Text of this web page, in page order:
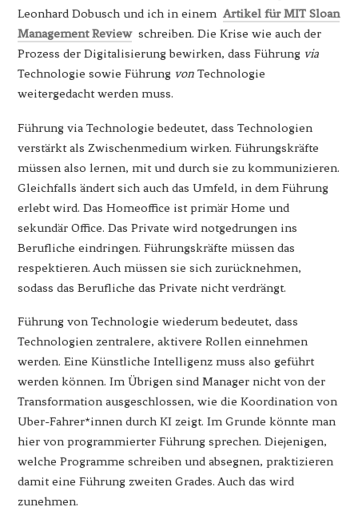
Leonhard Dobusch und ich in einem Artikel für MIT Sloan
Management Review schreiben. Die Krise wie auch der
Prozess der Digitalisierung bewirken, dass Führung via
Technologie sowie Führung von Technologie
weitergedacht werden muss.
Führung via Technologie bedeutet, dass Technologien
verstärkt als Zwischenmedium wirken. Führungskräfte
müssen also lernen, mit und durch sie zu kommunizieren.
Gleichfalls ändert sich auch das Umfeld, in dem Führung
erlebt wird. Das Homeoffice ist primär Home und
sekundär Office. Das Private wird notgedrungen ins
Berufliche eindringen. Führungskräfte müssen das
respektieren. Auch müssen sie sich zurücknehmen,
sodass das Berufliche das Private nicht verdrängt.
Führung von Technologie wiederum bedeutet, dass
Technologien zentralere, aktivere Rollen einnehmen
werden. Eine Künstliche Intelligenz muss also geführt
werden können. Im Übrigen sind Manager nicht von der
Transformation ausgeschlossen, wie die Koordination von
Uber-Fahrer*innen durch KI zeigt. Im Grunde könnte man
hier von programmierter Führung sprechen. Diejenigen,
welche Programme schreiben und absegnen, praktizieren
damit eine Führung zweiten Grades. Auch das wird
zunehmen.